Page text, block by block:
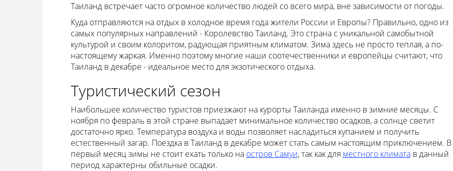
Таиланд встречает часто огромное количество людей со всего мира, вне зависимости от погоды.
Куда отправляются на отдых в холодное время года жители России и Европы? Правильно, одно из
самых популярных направлений - Королевство Таиланд. Это страна с уникальной самобытной
культурой и своим колоритом, радующая приятным климатом. Зима здесь не просто теплая, а по-
настоящему жаркая. Именно поэтому многие наши соотечественники и европейцы считают, что
Таиланд в декабре - идеальное место для экзотического отдыха.
Туристический сезон
Наибольшее количество туристов приезжают на курорты Таиланда именно в зимние месяцы. С
ноября по февраль в этой стране выпадает минимальное количество осадков, а солнце светит
достаточно ярко. Температура воздуха и воды позволяет насладиться купанием и получить
естественный загар. Поездка в Таиланд в декабре может стать самым настоящим приключением. В
первый месяц зимы не стоит ехать только на остров Самуи, так как для местного климатав данный
период характерны обильные осадки.